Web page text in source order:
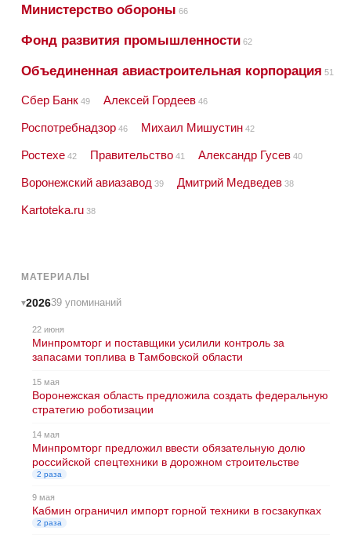
Министерство обороны 66
Фонд развития промышленности 62
Объединенная авиастроительная корпорация 51
Сбер Банк 49 Алексей Гордеев 46
Роспотребнадзор 46 Михаил Мишустин 42
Ростехе 42 Правительство 41 Александр Гусев 40
Воронежский авиазавод 39 Дмитрий Медведев 38
Kartoteka.ru 38
МАТЕРИАЛЫ
202639 упоминаний
22 июня
Минпромторг и поставщики усилили контроль за
запасами топлива в Тамбовской области
15 мая
Воронежская область предложила создать федеральную
стратегию роботизации
14 мая
Минпромторг предложил ввести обязательную долю
российской спецтехники в дорожном строительстве
2 раза
9 мая
Кабмин ограничил импорт горной техники в госзакупках
2 раза